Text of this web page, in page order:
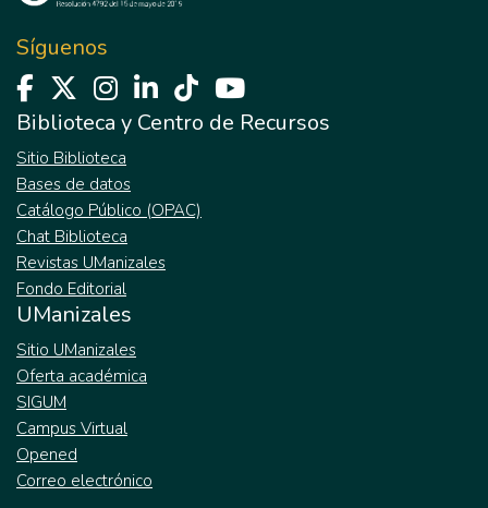
Síguenos
Biblioteca y Centro de Recursos
Sitio Biblioteca
Bases de datos
Catálogo Público (OPAC)
Chat Biblioteca
Revistas UManizales
Fondo Editorial
UManizales
Sitio UManizales
Oferta académica
SIGUM
Campus Virtual
Opened
Correo electrónico